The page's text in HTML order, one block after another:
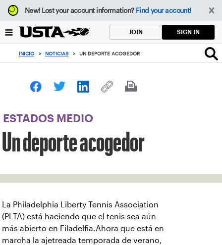
Enfoque
desde
botón
volver
principio
New!Lost your account information? Find your account!
JOIN SIGN IN
INICIO > NOTICIAS > UN DEPORTE ACOGEDOR
ESTADOS MEDIO
Un deporte acogedor
La Philadelphia Liberty Tennis Association
(PLTA) está haciendo que el tenis sea aún
más abierto en Filadelfia.Ahora que está en
marcha la ajetreada temporada de verano,